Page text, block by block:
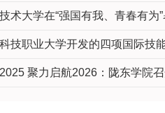
术大学在“强国有我、青春有为
技职业大学开发的四项国际技
聚力启航2026：陇东学院